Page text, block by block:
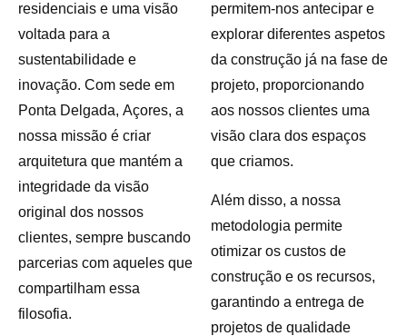
residenciais e uma visão
voltada para a
sustentabilidade e
inovação. Com sede em
Ponta Delgada, Açores, a
nossa missão é criar
arquitetura que mantém a
integridade da visão
original dos nossos
clientes, sempre buscando
parcerias com aqueles que
compartilham essa
filosofia.
permitem-nos antecipar e
explorar diferentes aspetos
da construção já na fase de
projeto, proporcionando
aos nossos clientes uma
visão clara dos espaços
que criamos.
Além disso, a nossa
metodologia permite
otimizar os custos de
construção e os recursos,
garantindo a entrega de
projetos de qualidade